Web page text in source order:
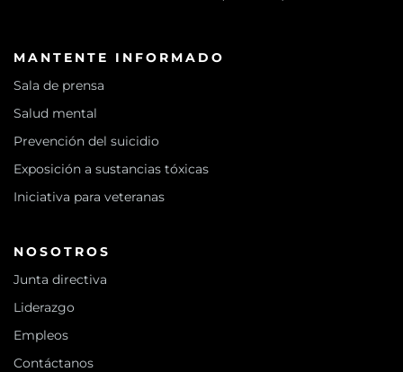
MANTENTE INFORMADO
Sala de prensa
Salud mental
Prevención del suicidio
Exposición a sustancias tóxicas
Iniciativa para veteranas
NOSOTROS
Junta directiva
Liderazgo
Empleos
Contáctanos